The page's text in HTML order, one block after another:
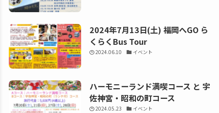
2024年7月13日(土) 福岡へGO ら
くらくBus Tour
2024.06.10 イベント
ハーモニーランド満喫コース と 宇
佐神宮・昭和の町コース
2024.05.23 イベント